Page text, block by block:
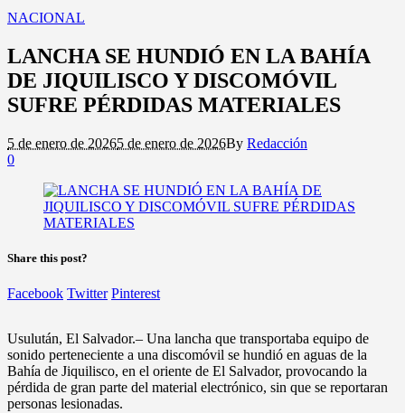
NACIONAL
LANCHA SE HUNDIÓ EN LA BAHÍA
DE JIQUILISCO Y DISCOMÓVIL
SUFRE PÉRDIDAS MATERIALES
5 de enero de 20265 de enero de 2026By Redacción
0
Share this post?
Facebook Twitter Pinterest
Usulután, El Salvador.– Una lancha que transportaba equipo de
sonido perteneciente a una discomóvil se hundió en aguas de la
Bahía de Jiquilisco, en el oriente de El Salvador, provocando la
pérdida de gran parte del material electrónico, sin que se reportaran
personas lesionadas.